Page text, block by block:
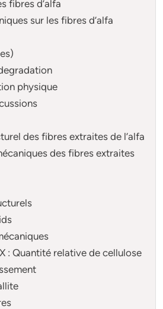
fibres d’alfa
sur les fibres d’alfa
physique
des fibres extraites de l’alfa
des fibres extraites
: Quantité relative de cellulose